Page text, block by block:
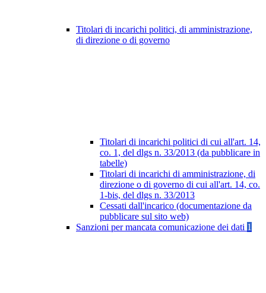
Titolari di incarichi politici, di amministrazione,
di direzione o di governo
Titolari di incarichi politici di cui all'art. 14,
co. 1, del dlgs n. 33/2013 (da pubblicare in
tabelle)
Titolari di incarichi di amministrazione, di
direzione o di governo di cui all'art. 14, co.
1-bis, del dlgs n. 33/2013
Cessati dall'incarico (documentazione da
pubblicare sul sito web)
Sanzioni per mancata comunicazione dei dati 1